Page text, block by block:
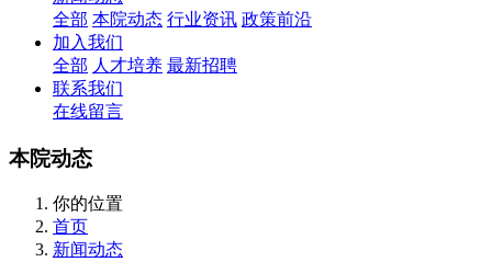
全部 本院动态 行业资讯 政策前沿
加入我们
全部 人才培养 最新招聘
联系我们
在线留言
本院动态
你的位置
首页
新闻动态